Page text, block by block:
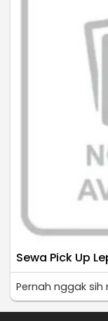
Sewa Pick Up
Pernah nggak